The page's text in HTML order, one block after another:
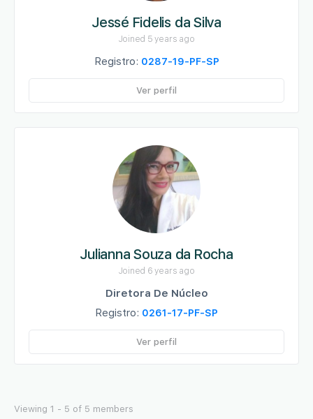
Jessé Fidelis da Silva
Joined 5 years ago
Registro: 0287-19-PF-SP
Ver perfil
Julianna Souza da Rocha
Joined 6 years ago
Diretora De Núcleo
Registro: 0261-17-PF-SP
Ver perfil
Viewing 1 - 5 of 5 members